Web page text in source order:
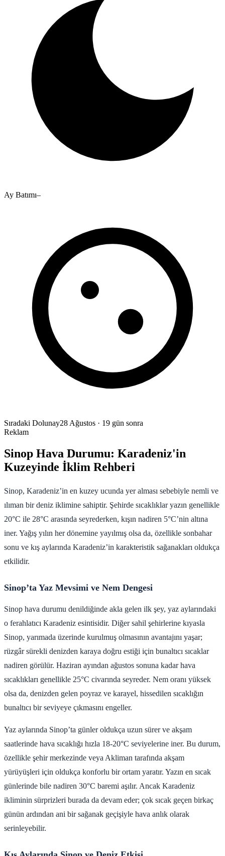
Ay Batımı–
Sıradaki Dolunay28 Ağustos · 19 gün sonra
Reklam
Sinop Hava Durumu: Karadeniz'in
Kuzeyinde İklim Rehberi
Sinop, Karadeniz’in en kuzey ucunda yer alması sebebiyle nemli ve
ılıman bir deniz iklimine sahiptir. Şehirde sıcaklıklar yazın genellikle
20°C ile 28°C arasında seyrederken, kışın nadiren 5°C’nin altına
iner. Yağış yılın her dönemine yayılmış olsa da, özellikle sonbahar
sonu ve kış aylarında Karadeniz’in karakteristik sağanakları oldukça
etkilidir.
Sinop’ta Yaz Mevsimi ve Nem Dengesi
Sinop hava durumu denildiğinde akla gelen ilk şey, yaz aylarındaki
o ferahlatıcı Karadeniz esintisidir. Diğer sahil şehirlerine kıyasla
Sinop, yarımada üzerinde kurulmuş olmasının avantajını yaşar;
rüzgâr sürekli denizden karaya doğru estiği için bunaltıcı sıcaklar
nadiren görülür. Haziran ayından ağustos sonuna kadar hava
sıcaklıkları genellikle 25°C civarında seyreder. Nem oranı yüksek
olsa da, denizden gelen poyraz ve karayel, hissedilen sıcaklığın
bunaltıcı bir seviyeye çıkmasını engeller.
Yaz aylarında Sinop’ta günler oldukça uzun sürer ve akşam
saatlerinde hava sıcaklığı hızla 18-20°C seviyelerine iner. Bu durum,
özellikle şehir merkezinde veya Akliman tarafında akşam
yürüyüşleri için oldukça konforlu bir ortam yaratır. Yazın en sıcak
günlerinde bile nadiren 30°C baremi aşılır. Ancak Karadeniz
ikliminin sürprizleri burada da devam eder; çok sıcak geçen birkaç
günün ardından ani bir sağanak geçişiyle hava anlık olarak
serinleyebilir.